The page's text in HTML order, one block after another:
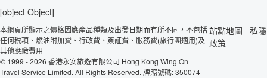
[object Object]
本網頁所顯示之價格因應產品種類及出發日期而有所不同，不包括
任何稅項、燃油附加費、行政費、簽証費、服務費(旅行團適用)及
其他應繳費用
© 1999 - 2026 香港永安旅遊有限公司 Hong Kong Wing On
Travel Service Limited. All Rights Reserved. 牌照號碼: 350074
站點地圖 | 私隱
政策